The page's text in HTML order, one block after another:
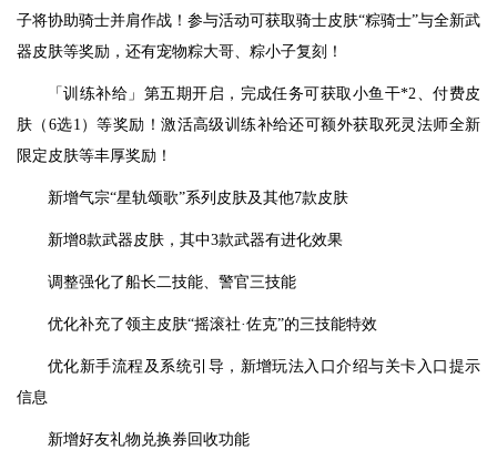
子将协助骑士并肩作战！参与活动可获取骑士皮肤“粽骑士”与全新武
器皮肤等奖励，还有宠物粽大哥、粽小子复刻！
「训练补给」第五期开启，完成任务可获取小鱼干*2、付费皮
肤（6选1）等奖励！激活高级训练补给还可额外获取死灵法师全新
限定皮肤等丰厚奖励！
新增气宗“星轨颂歌”系列皮肤及其他7款皮肤
新增8款武器皮肤，其中3款武器有进化效果
调整强化了船长二技能、警官三技能
优化补充了领主皮肤“摇滚社·佐克”的三技能特效
优化新手流程及系统引导，新增玩法入口介绍与关卡入口提示
信息
新增好友礼物兑换券回收功能